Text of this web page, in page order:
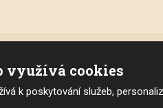
© 2026, Dětský
Mapa stránek |
využívá cookies
k poskytování služeb,